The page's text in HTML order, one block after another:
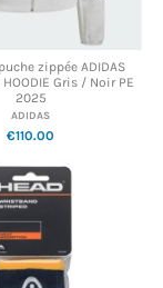
zippée ADIDAS
Gris / Noir PE
2025
ADIDAS
€110.00